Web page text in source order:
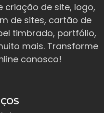
criação de site, logo,
de sites, cartão de
timbrado, portfólio,
mais. Transforme
conosco!